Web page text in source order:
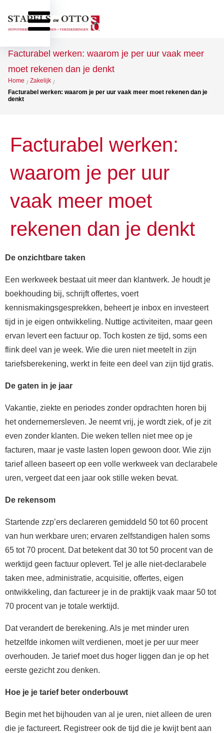
Facturabel werken: waarom je per uur vaak meer
moet rekenen dan je denkt
Home / Zakelijk /
Facturabel werken: waarom je per uur vaak meer moet rekenen dan je
denkt
Facturabel werken:
waarom je per uur
vaak meer moet
rekenen dan je denkt
De onzichtbare taken
Een werkweek bestaat uit meer dan klantwerk. Je houdt je
boekhouding bij, schrijft offertes, voert
kennismakingsgesprekken, beheert je inbox en investeert
tijd in je eigen ontwikkeling. Nuttige activiteiten, maar geen
ervan levert een factuur op. Toch kosten ze tijd, soms een
flink deel van je week. Wie die uren niet meetelt in zijn
tariefsberekening, werkt in feite een deel van zijn tijd gratis.
De gaten in je jaar
Vakantie, ziekte en periodes zonder opdrachten horen bij
het ondernemersleven. Je neemt vrij, je wordt ziek, of je zit
even zonder klanten. Die weken tellen niet mee op je
facturen, maar je vaste lasten lopen gewoon door. Wie zijn
tarief alleen baseert op een volle werkweek van declarabele
uren, vergeet dat een jaar ook stille weken bevat.
De rekensom
Startende zzp’ers declareren gemiddeld 50 tot 60 procent
van hun werkbare uren; ervaren zelfstandigen halen soms
65 tot 70 procent. Dat betekent dat 30 tot 50 procent van de
werktijd geen factuur oplevert. Tel je alle niet-declarabele
taken mee, administratie, acquisitie, offertes, eigen
ontwikkeling, dan factureer je in de praktijk vaak maar 50 tot
70 procent van je totale werktijd.
Dat verandert de berekening. Als je met minder uren
hetzelfde inkomen wilt verdienen, moet je per uur meer
overhouden. Je tarief moet dus hoger liggen dan je op het
eerste gezicht zou denken.
Hoe je je tarief beter onderbouwt
Begin met het bijhouden van al je uren, niet alleen de uren
die je factureert. Registreer ook de tijd die je kwijt bent aan